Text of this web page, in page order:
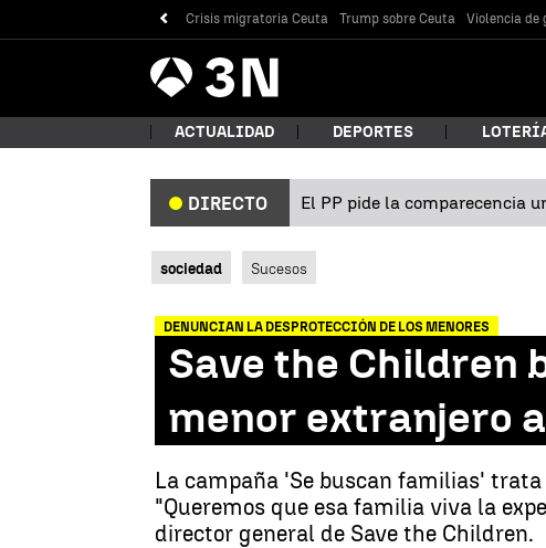
Crisis migratoria Ceuta Trump sobre Ceuta Violencia de
Antena
3 Noticias
ACTUALIDAD DEPORTES
DIRECTO El PP pide la comparecencia
sociedad Sucesos
DENUNCIAN LA DESPROTECCIÓN DE LOS MENORES
Save the Children
menor extranjero
La campaña 'Se buscan familias'
"Queremos que esa familia viva la
director general de Save the Children.